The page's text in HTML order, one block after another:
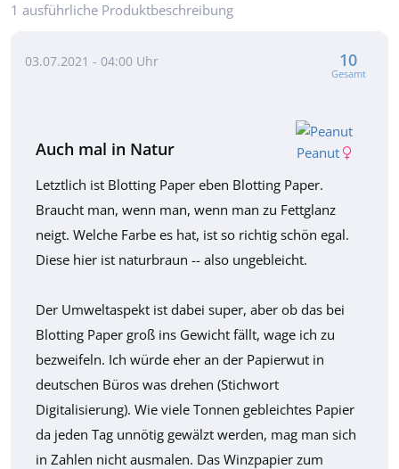
1 ausführliche Produktbeschreibung
03.07.2021 - 04:00 Uhr 10
Gesamt
Peanut
Auch mal in Natur
Letztlich ist Blotting Paper eben Blotting Paper.
Braucht man, wenn man, wenn man zu Fettglanz
neigt. Welche Farbe es hat, ist so richtig schön egal.
Diese hier ist naturbraun -- also ungebleicht.
Der Umweltaspekt ist dabei super, aber ob das bei
Blotting Paper groß ins Gewicht fällt, wage ich zu
bezweifeln. Ich würde eher an der Papierwut in
deutschen Büros was drehen (Stichwort
Digitalisierung). Wie viele Tonnen gebleichtes Papier
da jeden Tag unnötig gewälzt werden, mag man sich
in Zahlen nicht ausmalen. Das Winzpapier zum